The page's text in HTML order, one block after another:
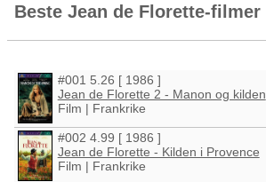
Beste Jean de Florette-filmer
#001 5.26 [ 1986 ]
Jean de Florette 2 - Manon og kilden
Film | Frankrike
#002 4.99 [ 1986 ]
Jean de Florette - Kilden i Provence
Film | Frankrike